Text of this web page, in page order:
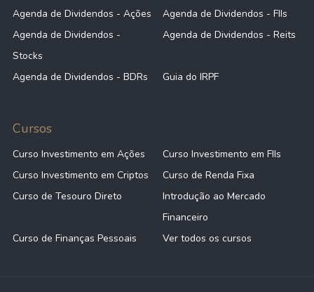
Agenda de Dividendos - Ações
Agenda de Dividendos - FIIs
Agenda de Dividendos -
Stocks
Agenda de Dividendos - Reits
Agenda de Dividendos - BDRs Guia do IRPF
Cursos
Curso Investimento em Ações
Curso Investimento em FIIs
Curso Investimento em Criptos
Curso de Renda Fixa
Curso de Tesouro Direto
Introdução ao Mercado
Financeiro
Curso de Finanças Pessoais
Ver todos os cursos